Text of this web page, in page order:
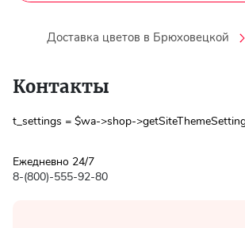
Доставка цветов в Брюховецкой
Контакты
t_settings = $wa->shop-
Ежедневно 24/7
8-(800)-555-92-80